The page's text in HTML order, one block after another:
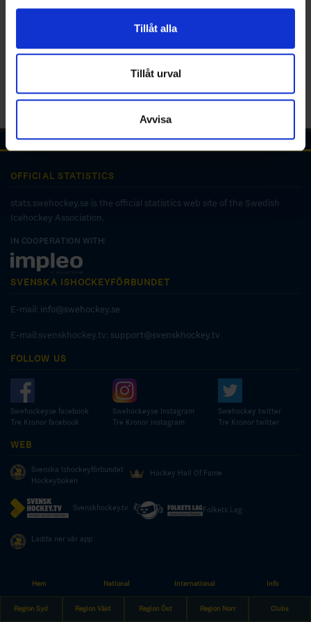
för sociala medier och analysera vår trafik. Vi
vidarebefordrar även sådana identifierare och annan
annons- och analysföretag som vi samarbetar med.
Dessa kan i sin tur kombinera informationen med annan
information som du har tillhandahållit eller som de har
samlat in när du har använt deras tjänster.
Tillåt alla
Tillåt urval
Avvisa
Hem National International Info
Region Syd Region Väst Region Öst Region Norr Clubs
OFFICIAL STATISTICS
stats.swehockey.se is the official statistics web site of the Swedish
Icehockey Association.
IN COOPERATION WITH:
SVENSKA ISHOCKEYFÖRBUNDET
E-mail: info@swehockey.se
E-mail:svenskhockey.tv: support@svenskhockey.tv
FOLLOW US
Swehockeyse facebook
Tre Kronor facebook
Swehockeyse Instagram
Tre Kronor instagram
Swehockey twitter
Tre Kronor twitter
WEB
Svenska Ishockeyförbundet
Hockeyboken
Hockey Hall Of Fame
Svenskhockey.tv Folkets Lag
Ladda ner vår app